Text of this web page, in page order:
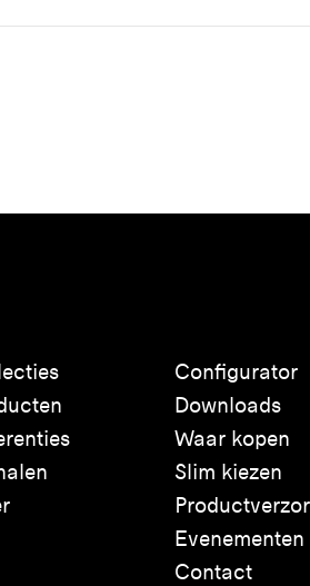
Configurator
Downloads
Waar kopen
Slim kiezen
Evenementen
Contact